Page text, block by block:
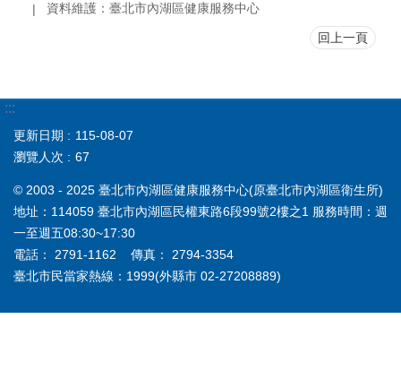
資料維護：臺北市內湖區健康服務中心
回上一頁
:::
更新日期
115-08-07
瀏覽人次
67
© 2003 - 2025 臺北市內湖區健康服務中心(原臺北市內湖區衛生所)
地址：114059 臺北市內湖區民權東路6段99號2樓之1 服務時間：週
一至週五08:30~17:30
電話： 2791-1162 傳真： 2794-3354
臺北市民當家熱線：1999(外縣市 02-27208889)